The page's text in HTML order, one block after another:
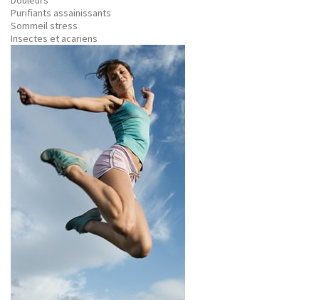
Purifiants assainissants
Sommeil stress
Insectes et acariens